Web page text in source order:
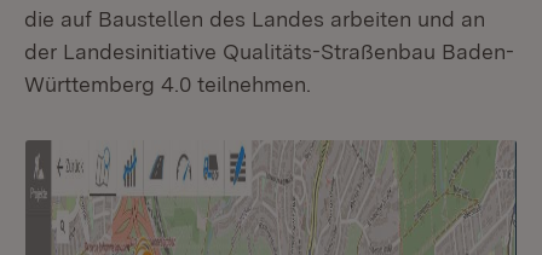
die auf Baustellen des Landes arbeiten und an
der Landesinitiative Qualitäts-Straßenbau Baden-
Württemberg 4.0 teilnehmen.